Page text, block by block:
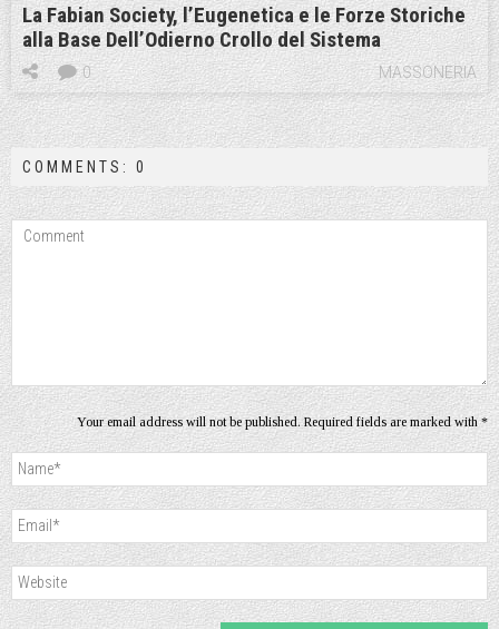
La Fabian Society, l’Eugenetica e le Forze Storiche
alla Base Dell’Odierno Crollo del Sistema
MASSONERIA
0
COMMENTS: 0
Your email address will not be published. Required fields are marked with *